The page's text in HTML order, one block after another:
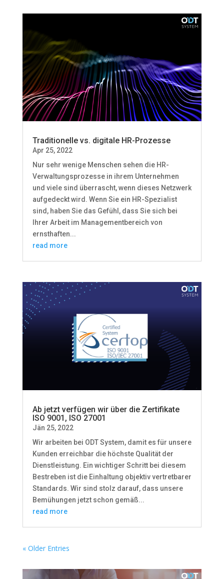
Traditionelle vs. digitale HR-Prozesse
Apr 25, 2022
Nur sehr wenige Menschen sehen die HR-
Verwaltungsprozesse in ihrem Unternehmen
und viele sind überrascht, wenn dieses Netzwerk
aufgedeckt wird. Wenn Sie ein HR-Spezialist
sind, haben Sie das Gefühl, dass Sie sich bei
Ihrer Arbeit im Managementbereich von
ernsthaften...
read more
Ab jetzt verfügen wir über die Zertifikate
ISO 9001, ISO 27001
Jän 25, 2022
Wir arbeiten bei ODT System, damit es für unsere
Kunden erreichbar die höchste Qualität der
Dienstleistung. Ein wichtiger Schritt bei diesem
Bestreben ist die Einhaltung objektiv vertretbarer
Standards. Wir sind stolz darauf, dass unsere
Bemühungen jetzt schon gemäß...
read more
« Older Entries